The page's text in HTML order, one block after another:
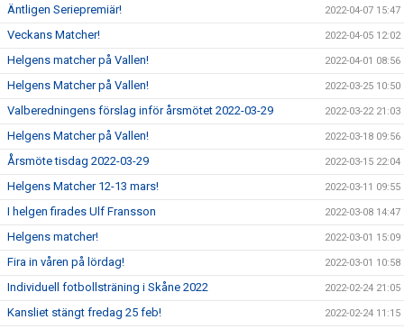
Äntligen Seriepremiär! 2022-04-07 15:47
Veckans Matcher! 2022-04-05 12:02
Helgens matcher på Vallen! 2022-04-01 08:56
Helgens Matcher på Vallen! 2022-03-25 10:50
Valberedningens förslag inför årsmötet 2022-03-29 2022-03-22 21:03
Helgens Matcher på Vallen! 2022-03-18 09:56
Årsmöte tisdag 2022-03-29 2022-03-15 22:04
Helgens Matcher 12-13 mars! 2022-03-11 09:55
I helgen firades Ulf Fransson 2022-03-08 14:47
Helgens matcher! 2022-03-01 15:09
Fira in våren på lördag! 2022-03-01 10:58
Individuell fotbollsträning i Skåne 2022 2022-02-24 21:05
Kansliet stängt fredag 25 feb! 2022-02-24 11:15